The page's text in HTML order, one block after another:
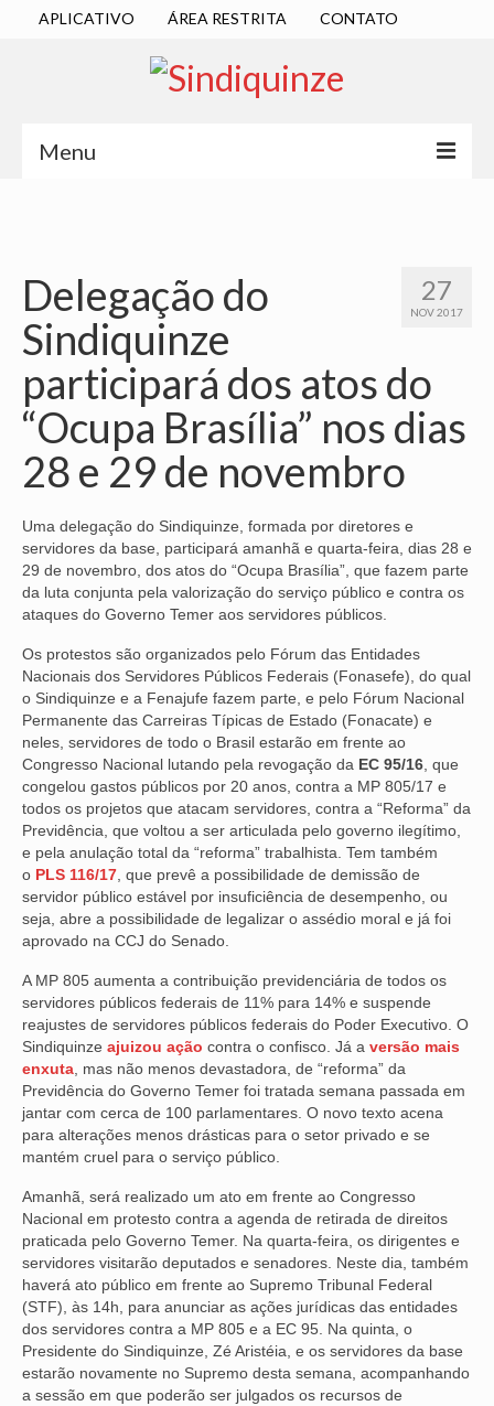
APLICATIVO ÁREA RESTRITA CONTATO
Menu
DIRETORIA EXECUTIVA
ESTATUTO
ATAS
LOCALIZAÇÃO
QUEM SOMOS
NOSSA HISTÓRIA
SUBSEDES
ARAÇATUBA
BAURU
PRESIDENTE PRUDENTE
RIBEIRÃO PRETO
SÃO JOSÉ DOS CAMPOS
SÃO JOSÉ DO RIO PRETO
SOROCABA
NOTÍCIAS
BOLETIM
VÍDEOS
CONVÊNIOS
SINDICALIZE-SE
JURÍDICO
NÚCLEOS
APOSENTADOS
AGENTES DE POLÍCIA JUDICIAL
ANALISTAS JUDICIÁRIOS
ACESSIBILIDADE E INCLUSÃO
27
NOV 2017
Delegação do
Sindiquinze
participará dos atos do
“Ocupa Brasília” nos dias
28 e 29 de novembro
Uma delegação do Sindiquinze, formada por diretores e
servidores da base, participará amanhã e quarta-feira, dias 28 e
29 de novembro, dos atos do “Ocupa Brasília”, que fazem parte
da luta conjunta pela valorização do serviço público e contra os
ataques do Governo Temer aos servidores públicos.
Os protestos são organizados pelo Fórum das Entidades
Nacionais dos Servidores Públicos Federais (Fonasefe), do qual
o Sindiquinze e a Fenajufe fazem parte, e pelo Fórum Nacional
Permanente das Carreiras Típicas de Estado (Fonacate) e
neles, servidores de todo o Brasil estarão em frente ao
Congresso Nacional lutando pela revogação da EC 95/16 , que
congelou gastos públicos por 20 anos, contra a MP 805/17 e
todos os projetos que atacam servidores, contra a “Reforma” da
Previdência, que voltou a ser articulada pelo governo ilegítimo,
e pela anulação total da “reforma” trabalhista. Tem também
o PLS 116/17 , que prevê a possibilidade de demissão de
servidor público estável por insuficiência de desempenho, ou
seja, abre a possibilidade de legalizar o assédio moral e já foi
aprovado na CCJ do Senado.
A MP 805 aumenta a contribuição previdenciária de todos os
servidores públicos federais de 11% para 14% e suspende
reajustes de servidores públicos federais do Poder Executivo. O
Sindiquinze ajuizou ação contra o confisco. Já a versão mais
enxuta , mas não menos devastadora, de “reforma” da
Previdência do Governo Temer foi tratada semana passada em
jantar com cerca de 100 parlamentares. O novo texto acena
para alterações menos drásticas para o setor privado e se
mantém cruel para o serviço público.
Amanhã, será realizado um ato em frente ao Congresso
Nacional em protesto contra a agenda de retirada de direitos
praticada pelo Governo Temer. Na quarta-feira, os dirigentes e
servidores visitarão deputados e senadores. Neste dia, também
haverá ato público em frente ao Supremo Tribunal Federal
(STF), às 14h, para anunciar as ações jurídicas das entidades
dos servidores contra a MP 805 e a EC 95. Na quinta, o
Presidente do Sindiquinze, Zé Aristéia, e os servidores da base
estarão novamente no Supremo desta semana, acompanhando
a sessão em que poderão ser julgados os recursos de